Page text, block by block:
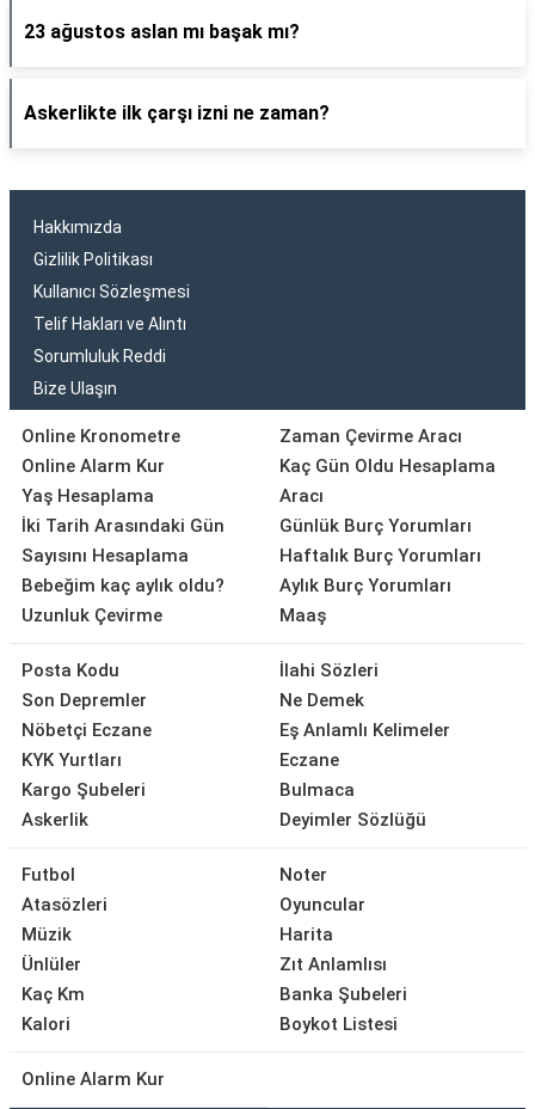
23 ağustos aslan mı başak mı?
Askerlikte ilk çarşı izni ne zaman?
Hakkımızda
Gizlilik Politikası
Kullanıcı Sözleşmesi
Telif Hakları ve Alıntı
Sorumluluk Reddi
Bize Ulaşın
Online Kronometre
Online Alarm Kur
Yaş Hesaplama
İki Tarih Arasındaki Gün
Sayısını Hesaplama
Bebeğim kaç aylık oldu?
Uzunluk Çevirme
Zaman Çevirme Aracı
Kaç Gün Oldu Hesaplama
Aracı
Günlük Burç Yorumları
Haftalık Burç Yorumları
Aylık Burç Yorumları
Maaş
Posta Kodu
Son Depremler
Nöbetçi Eczane
KYK Yurtları
Kargo Şubeleri
Askerlik
İlahi Sözleri
Ne Demek
Eş Anlamlı Kelimeler
Eczane
Bulmaca
Deyimler Sözlüğü
Futbol
Atasözleri
Müzik
Ünlüler
Kaç Km
Kalori
Noter
Oyuncular
Harita
Zıt Anlamlısı
Banka Şubeleri
Boykot Listesi
Online Alarm Kur